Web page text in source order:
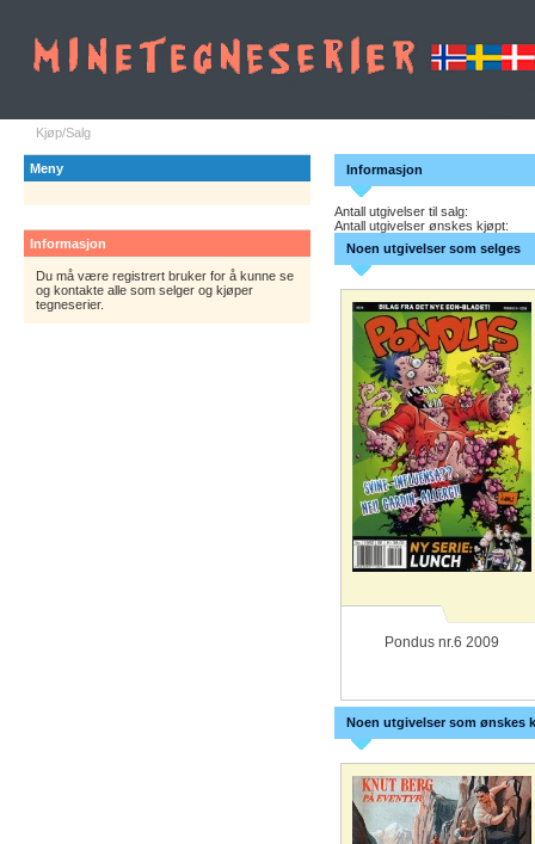
Kjøp/Salg
Meny
Informasjon
Du må være registrert bruker for å kunne se
og kontakte alle som selger og kjøper
tegneserier.
Informasjon
Antall utgivelser til salg:
Antall utgivelser ønskes kjøpt:
Noen utgivelser som selges
Pondus nr.6 2009
Noen utgivelser som ønskes